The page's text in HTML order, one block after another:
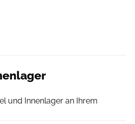
und Innenlager an Ihrem